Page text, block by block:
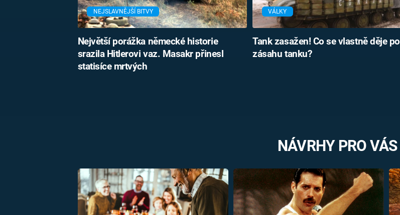
NEJSLAVNĚJŠÍ BITVY
Největší porážka německé historie
srazila Hitlerovi vaz. Masakr přinesl
statisíce mrtvých
VÁLKY
Tank zasažen! Co se vlastně děje po
zásahu tanku?
NÁVRHY PRO VÁS